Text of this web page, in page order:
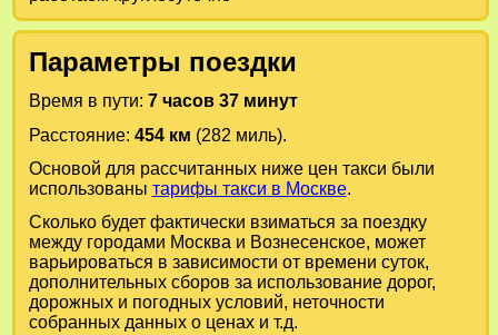
Параметры поездки
Время в пути: 7 часов 37 минут
Расстояние: 454 км (282 миль).
Основой для рассчитанных ниже цен такси были
использованы тарифы такси в Москве.
Сколько будет фактически взиматься за поездку
между городами Москваи Вознесенское, может
варьироваться в зависимости от времени суток,
дополнительных сборов за использование дорог,
дорожных и погодных условий, неточности
собранных данных о ценах и т.д.